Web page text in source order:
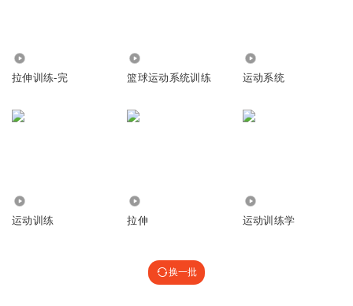
拉伸训练-完 篮球运动系统训练 运动系统
运动训练 拉伸 运动训练学
换一批